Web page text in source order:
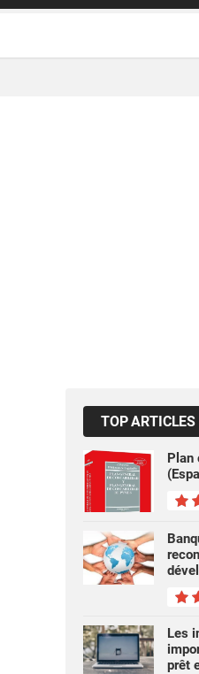
TOP ARTICLES
Plan
Les
prêt